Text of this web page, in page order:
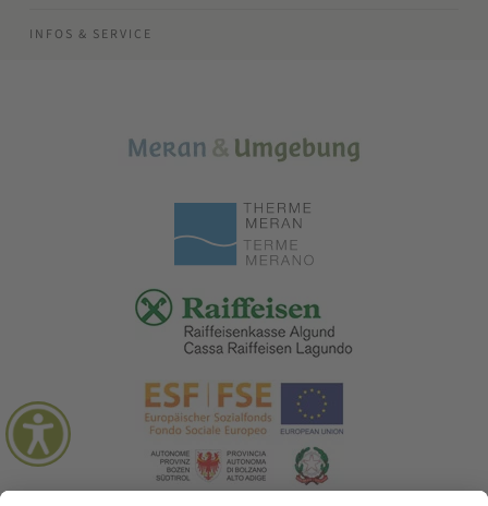
INFOS & SERVICE